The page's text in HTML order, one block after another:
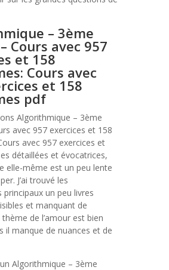
– 3ème
Cours avec 957
et 158
Cours avec
et 158
pdf
Algorithmique – 3ème
avec 957 exercices et 158
avec 957 exercices et
détaillées et évocatrices,
elle-même est un peu lente
J’ai trouvé les
principaux un peu livres
et manquant de
de l’amour est bien
il manque de nuances et de
Algorithmique – 3ème